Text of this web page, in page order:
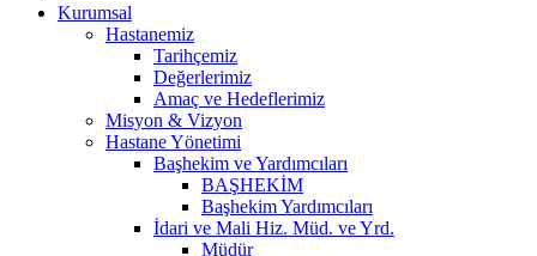
Kurumsal
Hastanemiz
Tarihçemiz
Değerlerimiz
Amaç ve Hedeflerimiz
Misyon & Vizyon
Hastane Yönetimi
Başhekim ve Yardımcıları
BAŞHEKİM
Başhekim Yardımcıları
İdari ve Mali Hiz. Müd. ve Yrd.
Müdür